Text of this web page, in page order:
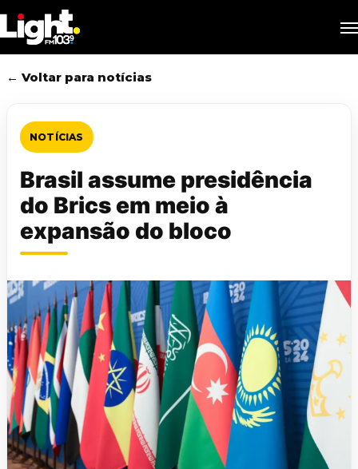
to
main
content
← Voltar para notícias
NOTÍCIAS
Brasil assume presidência
do Brics em meio à
expansão do bloco